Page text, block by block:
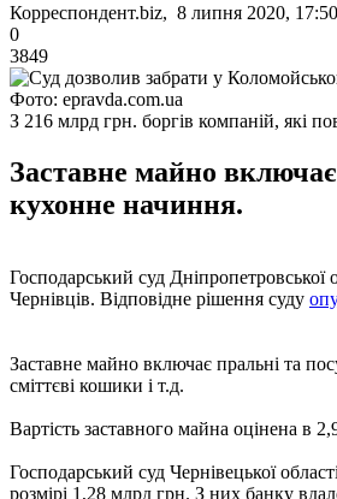
Корреспондент.biz, 8 липня 2020, 17:50
0
3849
Фото: epravda.com.ua
З 216 млрд грн. боргів компаній, які
Заставне майно
кухонне начиння.
Господарський суд Дніпропетровської
Чернівців. Відповідне рішення суду
Заставне майно включає пральні та
сміттєві кошики і т.д.
Вартість заставного майна оцінена в
Господарський суд Чернівецької
розмірі 1,28 млрд грн. З них банку